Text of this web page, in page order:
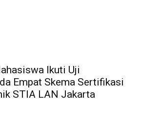
Ikuti Uji
Empat Skema Sertifikasi
STIA LAN Jakarta